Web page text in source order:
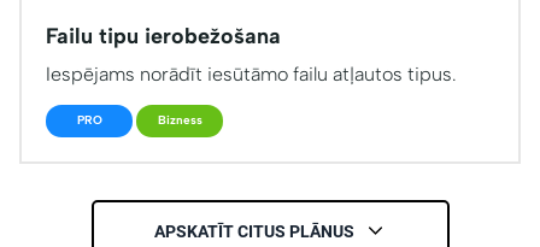
Failu tipu ierobežošana
Iespējams norādīt iesūtāmo failu atļautos tipus.
PRO Bizness
APSKATĪT CITUS PLĀNUS